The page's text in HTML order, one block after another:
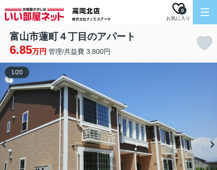
お気に入り
0
富山市蓮町４丁目のアパート
6.85万円 管理/共益費 3,800円
1/20